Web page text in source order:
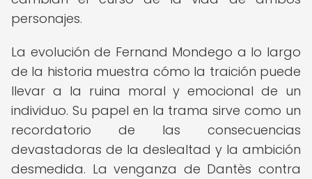
personajes.
La evolución de Fernand Mondego a lo largo
de la historia muestra cómo la traición puede
llevar a la ruina moral y emocional de un
individuo. Su papel en la trama sirve como un
recordatorio de las consecuencias
devastadoras de la deslealtad y la ambición
desmedida. La venganza de Dantès contra